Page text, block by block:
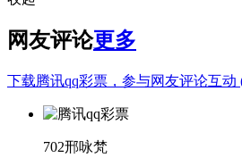
网友评论更多
下载腾讯qq彩票，参与网友评论互动
702邢咏梵